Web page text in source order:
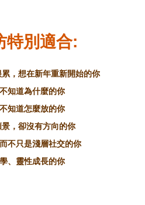
特別適合:
，想在新年重新開始的你
知道為什麼的你
知道怎麼放的你
，卻沒有方向的你
不只是淺層社交的你
、靈性成長的你